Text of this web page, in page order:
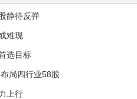
静待反弹
难现
选目标
局四行业58股
上行